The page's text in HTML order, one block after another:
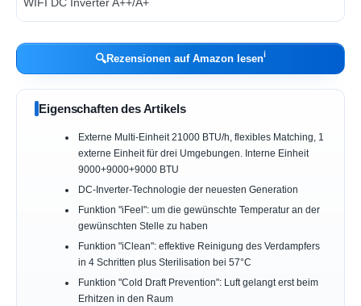
🔍Rezensionen auf Amazon lesenℹ︎
Eigenschaften des Artikels
Externe Multi-Einheit 21000 BTU/h, flexibles Matching, 1
externe Einheit für drei Umgebungen. Interne Einheit
9000+9000+9000 BTU
DC-Inverter-Technologie der neuesten Generation
Funktion "iFeel": um die gewünschte Temperatur an der
gewünschten Stelle zu haben
Funktion "iClean": effektive Reinigung des Verdampfers
in 4 Schritten plus Sterilisation bei 57°C
Funktion "Cold Draft Prevention": Luft gelangt erst beim
Erhitzen in den Raum